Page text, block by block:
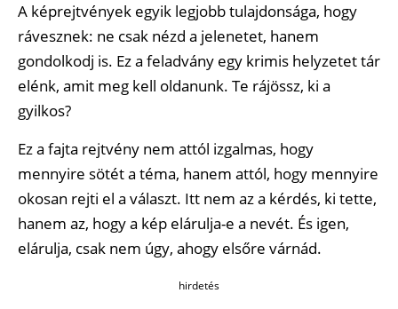
A képrejtvények egyik legjobb tulajdonsága, hogy
rávesznek: ne csak nézd a jelenetet, hanem
gondolkodj is. Ez a feladvány egy krimis helyzetet tár
elénk, amit meg kell oldanunk. Te rájössz, ki a
gyilkos?
Ez a fajta rejtvény nem attól izgalmas, hogy
mennyire sötét a téma, hanem attól, hogy mennyire
okosan rejti el a választ. Itt nem az a kérdés, ki tette,
hanem az, hogy a kép elárulja-e a nevét. És igen,
elárulja, csak nem úgy, ahogy elsőre várnád.
hirdetés